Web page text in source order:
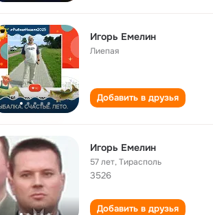
Игорь Емелин
Лиепая
Добавить в друзья
Игорь Емелин
57 лет,Тирасполь
3526
Добавить в друзья